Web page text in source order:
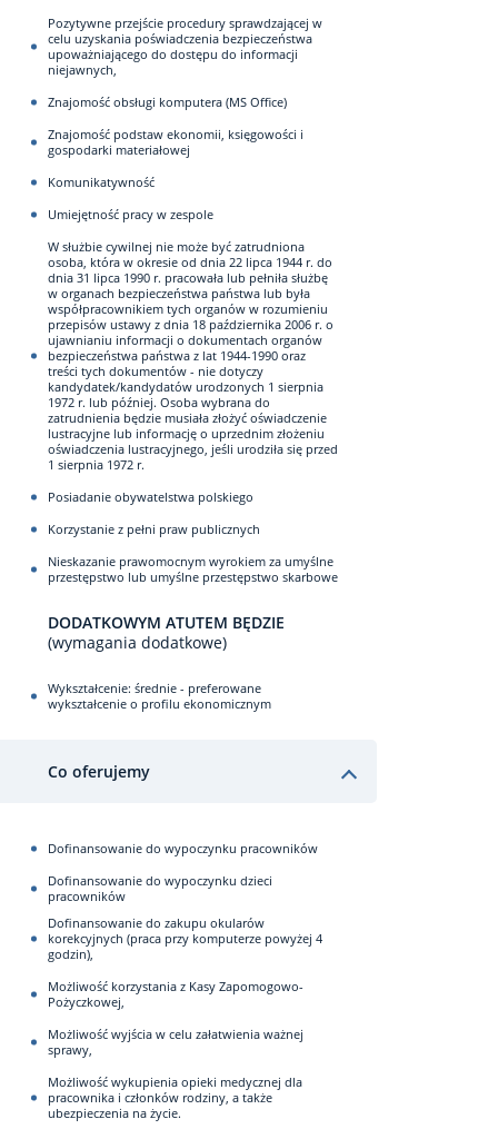
Pozytywne przejście procedury sprawdzającej w
celu uzyskania poświadczenia bezpieczeństwa
upoważniającego do dostępu do informacji
niejawnych,
Znajomość obsługi komputera (MS Office)
Znajomość podstaw ekonomii, księgowości i
gospodarki materiałowej
Komunikatywność
Umiejętność pracy w zespole
W służbie cywilnej nie może być zatrudniona
osoba, która w okresie od dnia 22 lipca 1944 r. do
dnia 31 lipca 1990 r. pracowała lub pełniła służbę
w organach bezpieczeństwa państwa lub była
współpracownikiem tych organów w rozumieniu
przepisów ustawy z dnia 18 października 2006 r. o
ujawnianiu informacji o dokumentach organów
bezpieczeństwa państwa z lat 1944-1990 oraz
treści tych dokumentów - nie dotyczy
kandydatek/kandydatów urodzonych 1 sierpnia
1972 r. lub później. Osoba wybrana do
zatrudnienia będzie musiała złożyć oświadczenie
lustracyjne lub informację o uprzednim złożeniu
oświadczenia lustracyjnego, jeśli urodziła się przed
1 sierpnia 1972 r.
Posiadanie obywatelstwa polskiego
Korzystanie z pełni praw publicznych
Nieskazanie prawomocnym wyrokiem za umyślne
przestępstwo lub umyślne przestępstwo skarbowe
DODATKOWYM ATUTEM BĘDZIE
(wymagania dodatkowe)
Wykształcenie: średnie - preferowane
wykształcenie o profilu ekonomicznym
Co oferujemy
Dofinansowanie do wypoczynku pracowników
Dofinansowanie do wypoczynku dzieci
pracowników
Dofinansowanie do zakupu okularów
korekcyjnych (praca przy komputerze powyżej 4
godzin),
Możliwość korzystania z Kasy Zapomogowo-
Pożyczkowej,
Możliwość wyjścia w celu załatwienia ważnej
sprawy,
Możliwość wykupienia opieki medycznej dla
pracownika i członków rodziny, a także
ubezpieczenia na życie.